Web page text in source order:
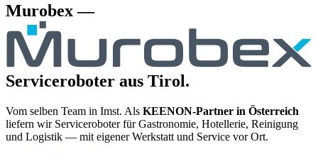
Murobex —
Serviceroboter aus Tirol.
Vom selben Team in Imst. Als KEENON-Partner in Österreich
liefern wir Serviceroboter für Gastronomie, Hotellerie, Reinigung
und Logistik — mit eigener Werkstatt und Service vor Ort.